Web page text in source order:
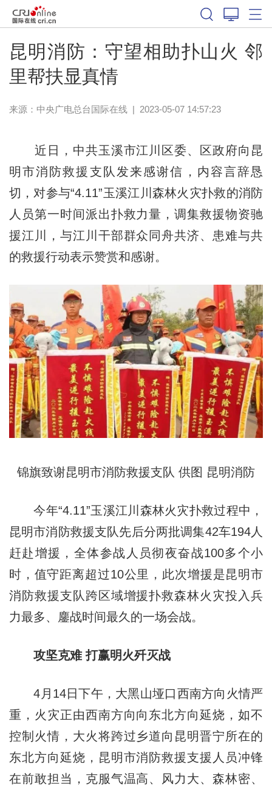
昆明消防：守望相助扑山火 邻
里帮扶显真情
来源： 中央广电总台国际在线| 2023-05-07 14:57:23
近日，中共玉溪市江川区委、区政府向昆
明市消防救援支队发来感谢信，内容言辞恳
切，对参与“4.11”玉溪江川森林火灾扑救的消防
人员第一时间派出扑救力量，调集救援物资驰
援江川，与江川干部群众同舟共济、患难与共
的救援行动表示赞赏和感谢。
锦旗致谢昆明市消防救援支队 供图 昆明消防
今年“4.11”玉溪江川森林火灾扑救过程中，
昆明市消防救援支队先后分两批调集42车194人
赶赴增援，全体参战人员彻夜奋战100多个小
时，值守距离超过10公里，此次增援是昆明市
消防救援支队跨区域增援扑救森林火灾投入兵
力最多、鏖战时间最久的一场会战。
攻坚克难 打赢明火歼灭战
4月14日下午，大黑山垭口西南方向火情严
重，火灾正由西南方向向东北方向延烧，如不
控制火情，大火将跨过乡道向昆明晋宁所在的
东北方向延烧，昆明市消防救援支援人员冲锋
在前敢担当，克服气温高、风力大、森林密、